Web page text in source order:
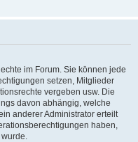
im Forum. Sie können jede
setzen, Mitglieder
vergeben usw. Die
davon abhängig, welche
anderer Administrator erteilt
haben,